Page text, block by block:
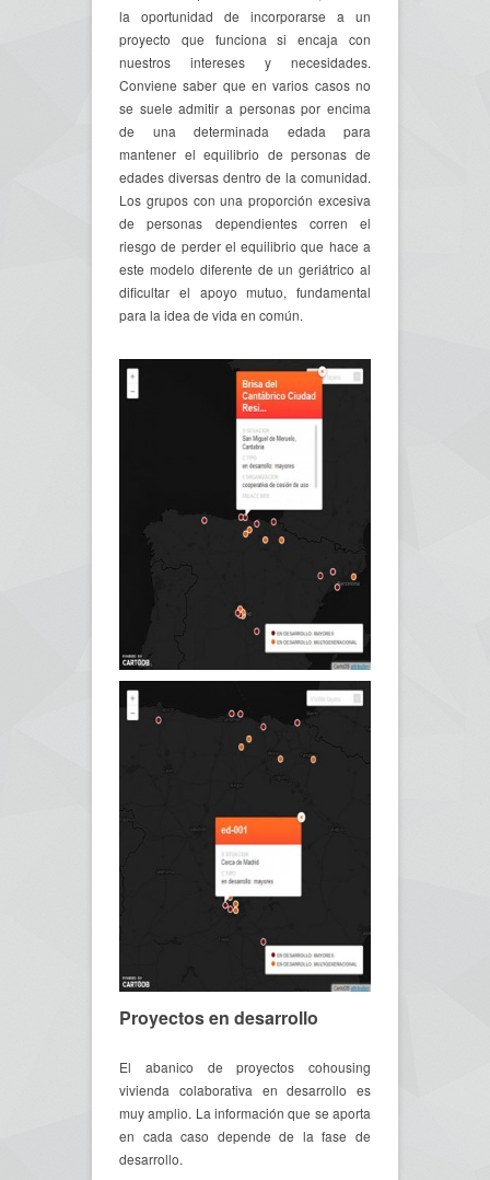
la oportunidad de incorporarse a un
proyecto que funciona si encaja con
nuestros intereses y necesidades.
Conviene saber que en varios casos no
se suele admitir a personas por encima
de una determinada edada para
mantener el equilibrio de personas de
edades diversas dentro de la comunidad.
Los grupos con una proporción excesiva
de personas dependientes corren el
riesgo de perder el equilibrio que hace a
este modelo diferente de un geriátrico al
dificultar el apoyo mutuo, fundamental
para la idea de vida en común.
Proyectos en desarrollo
El abanico de proyectos cohousing
vivienda colaborativa en desarrollo es
muy amplio. La información que se aporta
en cada caso depende de la fase de
desarrollo.